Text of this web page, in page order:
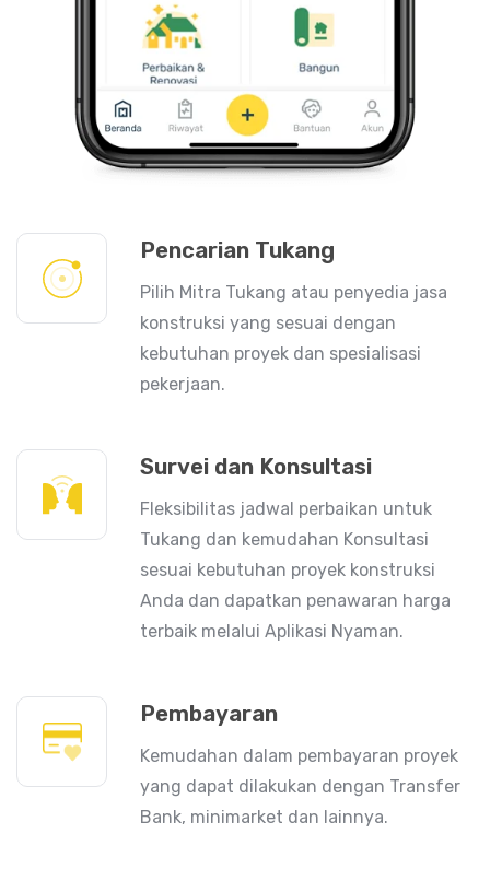
Pencarian Tukang
Pilih Mitra Tukang atau penyedia jasa
konstruksi yang sesuai dengan
kebutuhan proyek dan spesialisasi
pekerjaan.
Survei dan Konsultasi
Fleksibilitas jadwal perbaikan untuk
Tukang dan kemudahan Konsultasi
sesuai kebutuhan proyek konstruksi
Anda dan dapatkan penawaran harga
terbaik melalui Aplikasi Nyaman.
Pembayaran
Kemudahan dalam pembayaran proyek
yang dapat dilakukan dengan Transfer
Bank, minimarket dan lainnya.